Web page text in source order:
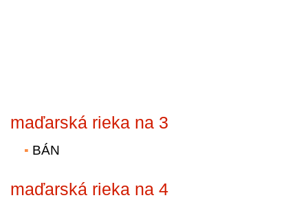
maďarská rieka na 3
BÁN
maďarská rieka na 4